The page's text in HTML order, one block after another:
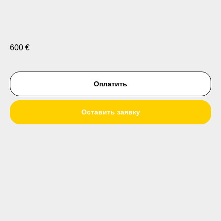
600 €
Оплатить
Оставить заявку